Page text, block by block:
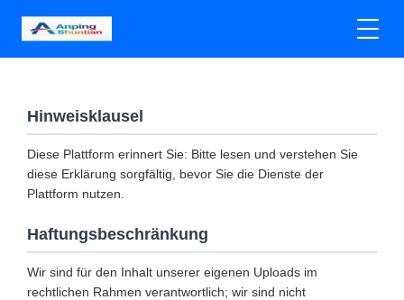
Hinweisklausel
Diese Plattform erinnert Sie: Bitte lesen und verstehen Sie
diese Erklärung sorgfältig, bevor Sie die Dienste der
Plattform nutzen.
Haftungsbeschränkung
Wir sind für den Inhalt unserer eigenen Uploads im
rechtlichen Rahmen verantwortlich; wir sind nicht